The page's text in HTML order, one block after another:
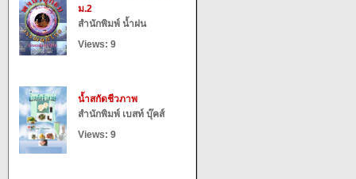
ม.2
สำนักพิมพ์ น้ำฝน
Views: 9
น้ำสกัดชีวภาพ
สำนักพิมพ์ เบสท์ บุ๊คส์
Views: 9